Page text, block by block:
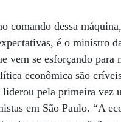
comando dessa
é o ministro
vem se esforçando para
econômica são
liderou pela primeira vez
em São Paulo. “A